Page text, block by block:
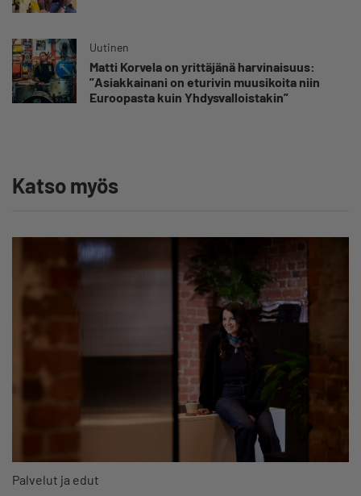
Uutinen
Matti Korvela on yrittäjänä harvinaisuus:
”Asiakkainani on eturivin muusikoita niin
Euroopasta kuin Yhdysvalloistakin”
Katso myös
Palvelut ja edut